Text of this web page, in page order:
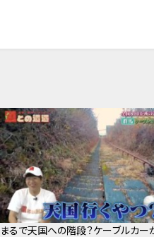
まるで天国への階段？ケーブルカー